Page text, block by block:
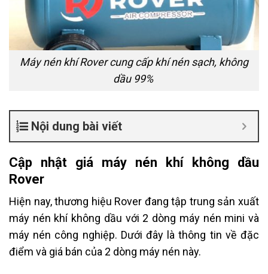
Máy nén khí Rover cung cấp khí nén sạch, không
dầu 99%
Nội dung bài viết
Cập nhật giá máy nén khí không dầu
Rover
Hiện nay, thương hiệu Rover đang tập trung sản xuất
máy nén khí không dầu với 2 dòng máy nén mini và
máy nén công nghiệp. Dưới đây là thông tin về đặc
điểm và giá bán của 2 dòng máy nén này.